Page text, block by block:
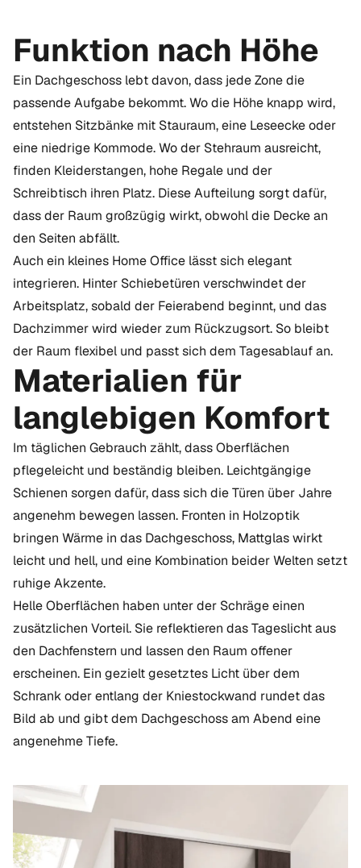
Funktion nach Höhe
Ein Dachgeschoss lebt davon, dass jede Zone die
passende Aufgabe bekommt. Wo die Höhe knapp wird,
entstehen Sitzbänke mit Stauraum, eine Leseecke oder
eine niedrige Kommode. Wo der Stehraum ausreicht,
finden Kleiderstangen, hohe Regale und der
Schreibtisch ihren Platz. Diese Aufteilung sorgt dafür,
dass der Raum großzügig wirkt, obwohl die Decke an
den Seiten abfällt.
Auch ein kleines Home Office lässt sich elegant
integrieren. Hinter Schiebetüren verschwindet der
Arbeitsplatz, sobald der Feierabend beginnt, und das
Dachzimmer wird wieder zum Rückzugsort. So bleibt
der Raum flexibel und passt sich dem Tagesablauf an.
Materialien für
langlebigen Komfort
Im täglichen Gebrauch zählt, dass Oberflächen
pflegeleicht und beständig bleiben. Leichtgängige
Schienen sorgen dafür, dass sich die Türen über Jahre
angenehm bewegen lassen. Fronten in Holzoptik
bringen Wärme in das Dachgeschoss, Mattglas wirkt
leicht und hell, und eine Kombination beider Welten setzt
ruhige Akzente.
Helle Oberflächen haben unter der Schräge einen
zusätzlichen Vorteil. Sie reflektieren das Tageslicht aus
den Dachfenstern und lassen den Raum offener
erscheinen. Ein gezielt gesetztes Licht über dem
Schrank oder entlang der Kniestockwand rundet das
Bild ab und gibt dem Dachgeschoss am Abend eine
angenehme Tiefe.